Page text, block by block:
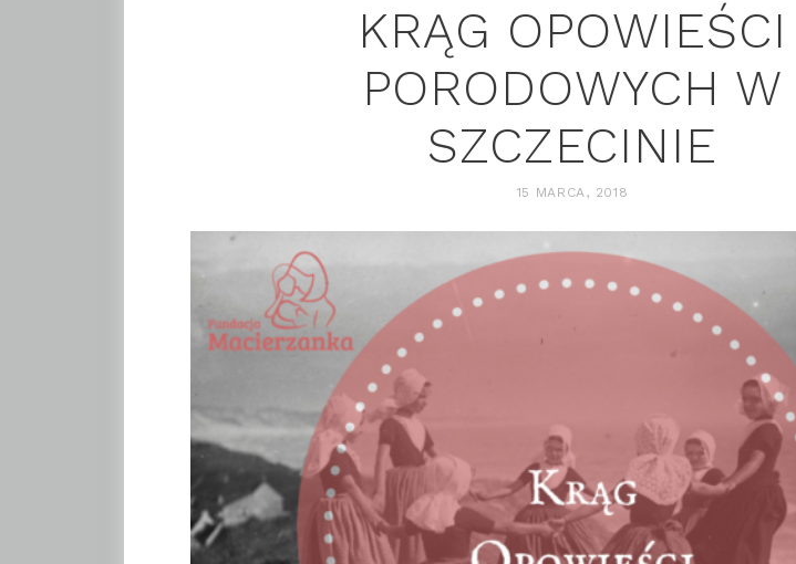
KRĄG OPOWIEŚCI
PORODOWYCH W
SZCZECINIE
15 MARCA, 2018